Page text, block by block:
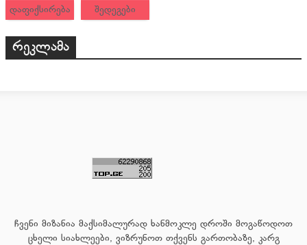
დაფიქსირება
შედეგები
რეკლამა
ჩვენი მიზანია მაქსიმალურად ხანმოკლე დროში მოგაწოდოთ
ცხელი სიახლეები, ვიზრუნოთ თქვენს გართობაზე, კარგ